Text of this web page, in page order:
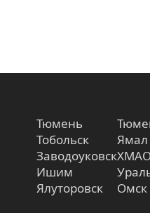
Тюмень
Тобольск
Заводоуковск
Ишим
Ялуторовск
Ямал
Омск